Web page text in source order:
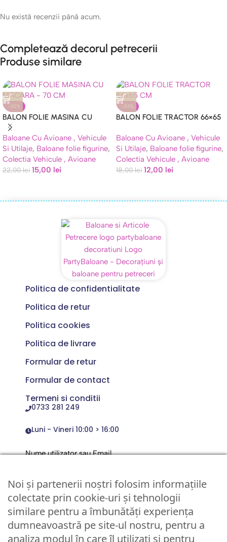
Nu există recenzii până acum.
Completează decorul petrecerii
Produse similare
-32%
BALON FOLIE MASINA CU
MACARA – 70 CM
Baloane Cu Avioane , Vehicule
Si Utilaje, Baloane folie figurine,
Colectia Vehicule , Avioane
22,00lei 15,00 lei
-33%
BALON FOLIE TRACTOR 66×65
Baloane Cu Avioane , Vehicule
Si Utilaje, Baloane folie figurine,
Colectia Vehicule , Avioane
18,00lei 12,00 lei
Politica de confidentialitate
Politica de retur
Politica cookies
Politica de livrare
Formular de retur
Formular de contact
Termeni si conditii
0733 281 249
Luni - Vineri 10:00 > 16:00
Nume utilizator sau Email
Parola
Remember Me
Noi și partenerii noștri folosim informațiile
colectate prin cookie-uri și tehnologii
similare pentru a îmbunătăți experiența
dumneavoastră pe site-ul nostru, pentru a
analiza modul în care îl utilizați și pentru